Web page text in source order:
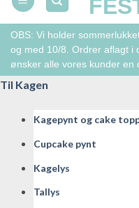
OBS: Vi holder
og med 10/8. Ordrer aflagt i
ønsker alle vores kunder en
Til Kagen
Kagepynt og cake
Cupcake pynt
Kagelys
Tallys